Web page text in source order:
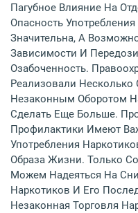
Пагубное Влияние На
Опасность
Значительна, А
Зависимости И
Озабоченность.
Реализовали Несколько
Незаконным Оборотом
Сделать Еще Больше.
Профилактики Имеют
Употребления
Образа Жизни. Только
Можем Надеяться На
Наркотиков И Его
Незаконная Торговля